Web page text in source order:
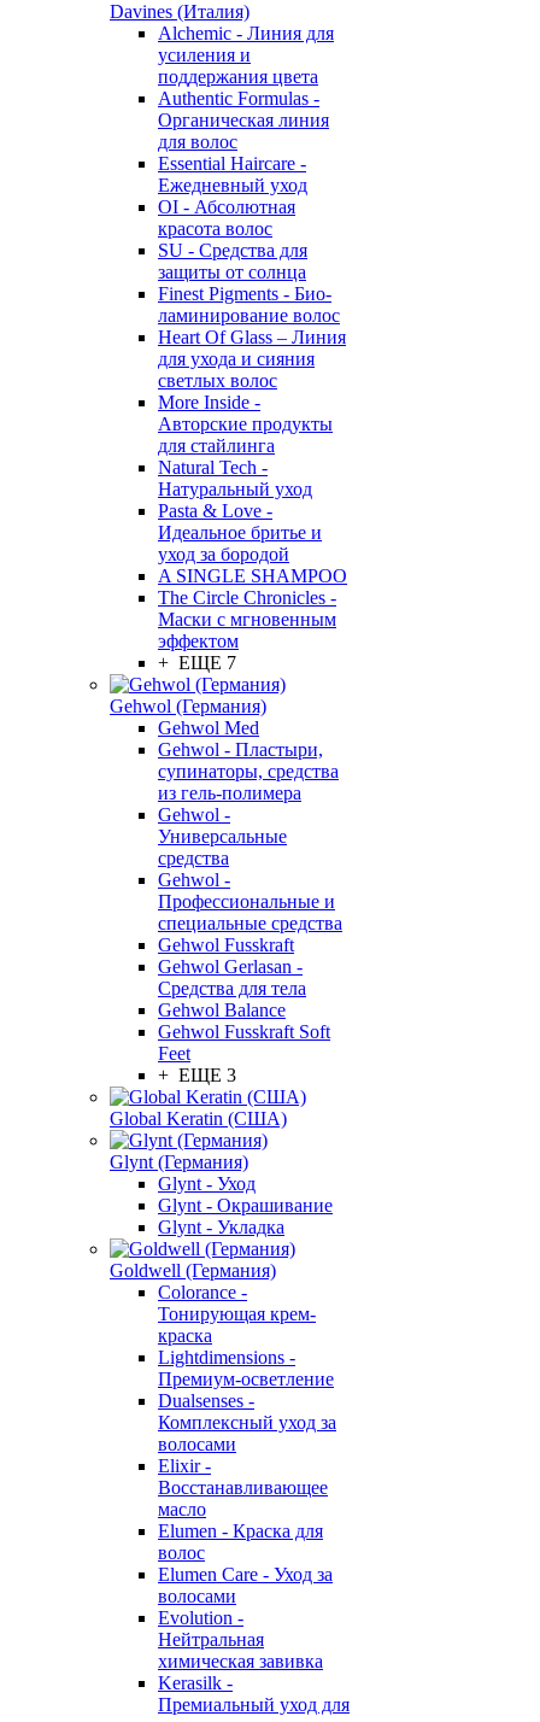
Davines (Италия)
Alchemic - Линия для
усиления и
поддержания цвета
Authentic Formulas -
Органическая линия
для волос
Essential Haircare -
Eжедневный уход
OI - Абсолютная
красота волос
SU - Средства для
защиты от солнца
Finest Pigments - Био-
ламинирование волос
Heart Of Glass – Линия
для ухода и сияния
светлых волос
More Inside -
Авторские продукты
для стайлинга
Natural Tech -
Натуральный уход
Pasta & Love -
Идеальное бритье и
уход за бородой
A SINGLE SHAMPOO
The Circle Chronicles -
Маски с мгновенным
эффектом
+ ЕЩЕ 7
Gehwol (Германия)
Gehwol Med
Gehwol - Пластыри,
супинаторы, средства
из гель-полимера
Gehwol -
Универсальные
средства
Gehwol -
Профессиональные и
специальные средства
Gehwol Fusskraft
Gehwol Gerlasan -
Средства для тела
Gehwol Balance
Gehwol Fusskraft Soft
Feet
+ ЕЩЕ 3
Global Keratin (США)
Glynt (Германия)
Glynt - Уход
Glynt - Окрашивание
Glynt - Укладка
Goldwell (Германия)
Colorance -
Тонирующая крем-
краска
Lightdimensions -
Премиум-осветление
Dualsenses -
Комплексный уход за
волосами
Elixir -
Восстанавливающее
масло
Elumen - Краска для
волос
Elumen Care - Уход за
волосами
Evolution -
Нейтральная
химическая завивка
Kerasilk -
Премиальный уход для